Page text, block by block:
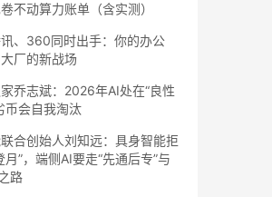
不动算力账单（含实测）
、360同时出手：你的办公
厂的新战场
乔志斌：2026年AI处在“良性
币会自我淘汰
合创始人刘知远：具身智能拒
月”，端侧AI要走“先通后专”与
路